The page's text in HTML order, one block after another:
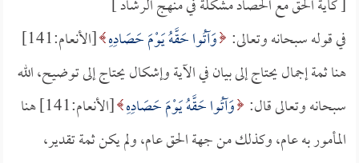
[ كآية الحق مع الحصاد مشكلة في منهج الرشاد ]
في قوله سبحانه وتعالى: وَآتُوا حَقَّهُ يَوْمَ حَصَادِهِ
[الأنعام:141]
هنا ثمة إجمال يحتاج إلى بيان في الآية وإشكال يحتاج إلى توضيح، الله
سبحانه وتعالى قال: وَآتُوا حَقَّهُ يَوْمَ حَصَادِهِ
[الأنعام:141] هنا
المأمور به عام، وكذلك من جهة الحق عام، ولم يكن ثمة تقدير،